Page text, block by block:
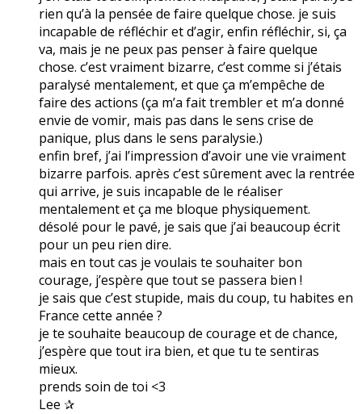
rien qu’à la pensée de faire quelque chose. je suis
incapable de réfléchir et d’agir, enfin réfléchir, si, ça
va, mais je ne peux pas penser à faire quelque
chose. c’est vraiment bizarre, c’est comme si j’étais
paralysé mentalement, et que ça m’empêche de
faire des actions (ça m’a fait trembler et m’a donné
envie de vomir, mais pas dans le sens crise de
panique, plus dans le sens paralysie.)
enfin bref, j’ai l’impression d’avoir une vie vraiment
bizarre parfois. après c’est sûrement avec la rentrée
qui arrive, je suis incapable de le réaliser
mentalement et ça me bloque physiquement.
désolé pour le pavé, je sais que j’ai beaucoup écrit
pour un peu rien dire.
mais en tout cas je voulais te souhaiter bon
courage, j’espère que tout se passera bien !
je sais que c’est stupide, mais du coup, tu habites en
France cette année ?
je te souhaite beaucoup de courage et de chance,
j’espère que tout ira bien, et que tu te sentiras
mieux.
prends soin de toi <3
Lee ✰